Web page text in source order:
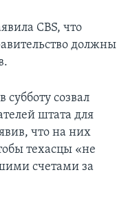
CBS, что
должны
субботу созвал
штата для
что на них
техасцы «не
счетами за